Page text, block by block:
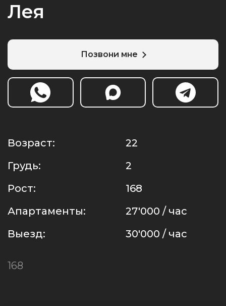
Лея
Позвони мне
Возраст:
22
Грудь:
2
Рост:
168
Апартаменты:
27'000 / час
Выезд:
30'000 / час
168